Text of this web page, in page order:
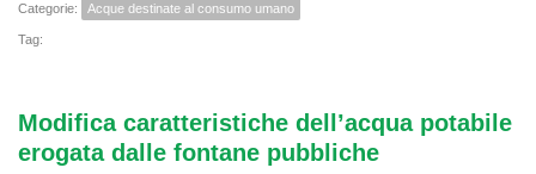
Categorie: Acque destinate al consumo umano
Tag:
Modifica caratteristiche dell’acqua potabile
erogata dalle fontane pubbliche